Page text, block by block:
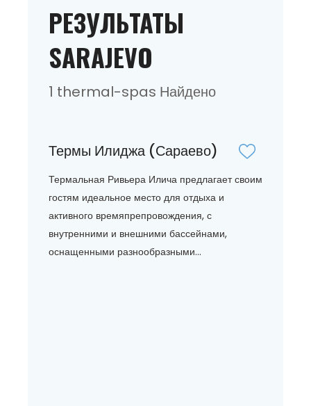
РЕЗУЛЬТАТЫ
SARAJEVO
1 thermal-spas Найдено
Термы Илиджа (Сараево)
Термальная Ривьера Илича предлагает своим
гостям идеальное место для отдыха и
активного времяпрепровождения, с
внутренними и внешними бассейнами,
оснащенными разнообразными...